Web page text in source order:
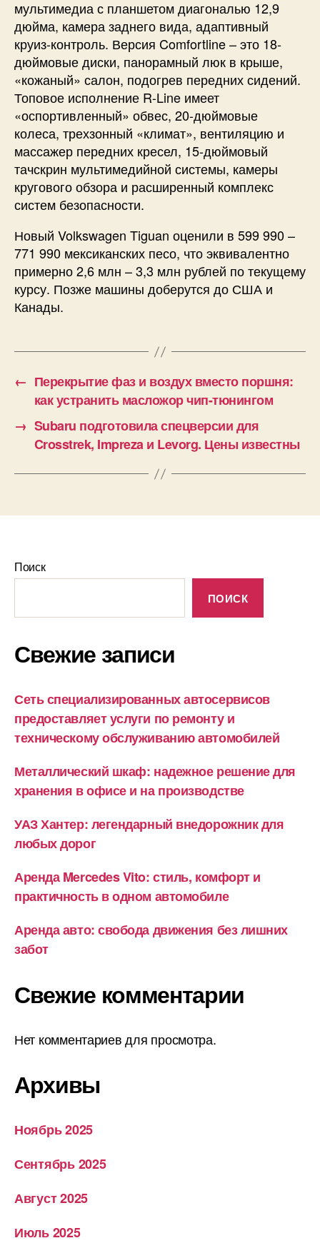
мультимедиа с планшетом диагональю 12,9
дюйма, камера заднего вида, адаптивный
круиз-контроль. Версия Comfortline – это 18-
дюймовые диски, панорамный люк в крыше,
«кожаный» салон, подогрев передних сидений.
Топовое исполнение R-Line имеет
«оспортивленный» обвес, 20-дюймовые
колеса, трехзонный «климат», вентиляцию и
массажер передних кресел, 15-дюймовый
тачскрин мультимедийной системы, камеры
кругового обзора и расширенный комплекс
систем безопасности.
Новый Volkswagen Tiguan оценили в 599 990 –
771 990 мексиканских песо, что эквивалентно
примерно 2,6 млн – 3,3 млн рублей по текущему
курсу. Позже машины доберутся до США и
Канады.
← Перекрытие фаз и воздух вместо поршня:
как устранить масложор чип-тюнингом
→ Subaru подготовила спецверсии для
Crosstrek, Impreza и Levorg. Цены известны
Поиск
ПОИСК
Свежие записи
Сеть специализированных автосервисов
предоставляет услуги по ремонту и
техническому обслуживанию автомобилей
Металлический шкаф: надежное решение для
хранения в офисе и на производстве
УАЗ Хантер: легендарный внедорожник для
любых дорог
Аренда Mercedes Vito: стиль, комфорт и
практичность в одном автомобиле
Аренда авто: свобода движения без лишних
забот
Свежие комментарии
Нет комментариев для просмотра.
Архивы
Ноябрь 2025
Сентябрь 2025
Август 2025
Июль 2025